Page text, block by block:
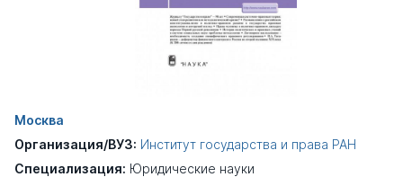
Москва
Организация/ВУЗ: Институт государства и права РАН
Специализация: Юридические науки